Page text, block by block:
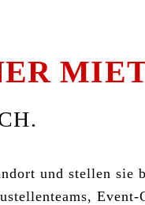
und stellen sie
Event-